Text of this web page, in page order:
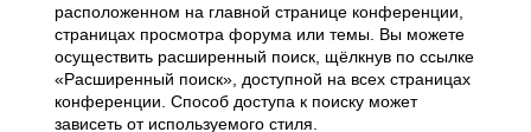
расположенном на главной странице конференции,
страницах просмотра форума или темы. Вы можете
осуществить расширенный поиск, щёлкнув по ссылке
«Расширенный поиск», доступной на всех страницах
конференции. Способ доступа к поиску может
зависеть от используемого стиля.